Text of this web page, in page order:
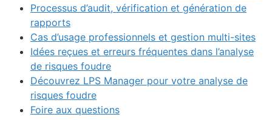
Processus d’audit, vérification et génération de
rapports
Cas d’usage professionnels et gestion multi-sites
Idées reçues et erreurs fréquentes dans l’analyse
de risques foudre
Découvrez LPS Manager pour votre analyse de
risques foudre
Foire aux questions